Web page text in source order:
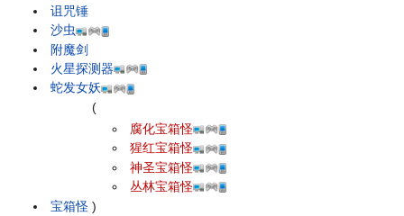
诅咒锤
沙虫
附魔剑
火星探测器
蛇发女妖
宝箱怪
(
腐化宝箱怪
猩红宝箱怪
神圣宝箱怪
丛林宝箱怪
)